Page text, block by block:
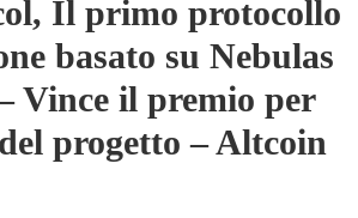
Il primo protocollo
basato su Nebulas
Vince il premio per
progetto – Altcoin